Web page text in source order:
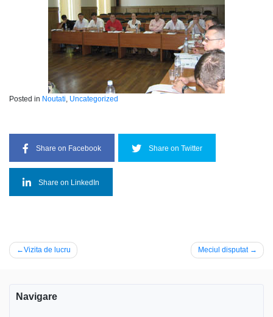
Posted in Noutati, Uncategorized
Share on Facebook Share on Twitter
Share on LinkedIn
Navigare
Vizita de lucru Meciul disputat
Navigare